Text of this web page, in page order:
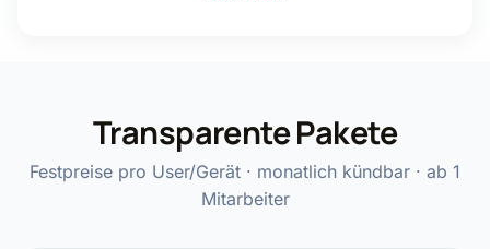
Transparente Pakete
Festpreise pro User/Gerät · monatlich kündbar · ab 1
Mitarbeiter